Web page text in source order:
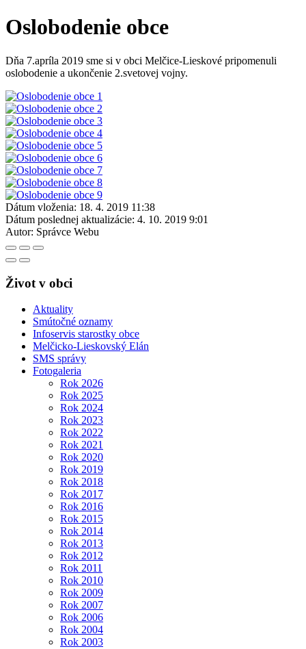
Oslobodenie obce
Dňa 7.apríla 2019 sme si v obci Melčice-Lieskové pripomenuli
oslobodenie a ukončenie 2.svetovej vojny.
Dátum vloženia: 18. 4. 2019 11:38
Dátum poslednej aktualizácie: 4. 10. 2019 9:01
Autor: Správce Webu
Život v obci
Aktuality
Smútočné oznamy
Infoservis starostky obce
Melčicko-Lieskovský Elán
SMS správy
Fotogaleria
Rok 2026
Rok 2025
Rok 2024
Rok 2023
Rok 2022
Rok 2021
Rok 2020
Rok 2019
Rok 2018
Rok 2017
Rok 2016
Rok 2015
Rok 2014
Rok 2013
Rok 2012
Rok 2011
Rok 2010
Rok 2009
Rok 2007
Rok 2006
Rok 2004
Rok 2003